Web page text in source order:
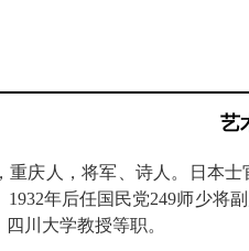
艺
重庆人，将军、诗人。日本
年后任国民党249师少将
川大学教授等职。